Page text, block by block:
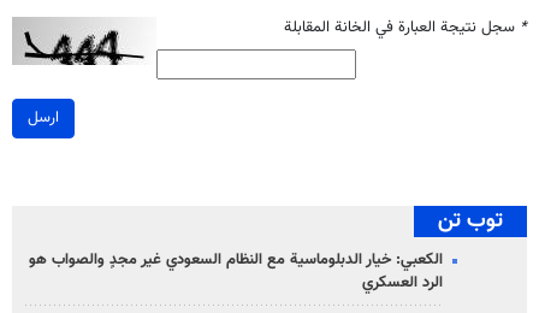
* سجل نتيجة العبارة في الخانة المقابلة
ارسل
توب تن
الكعبي: خيار الدبلوماسية مع النظام السعودي غير مجدٍ والصواب هو
الرد العسكري